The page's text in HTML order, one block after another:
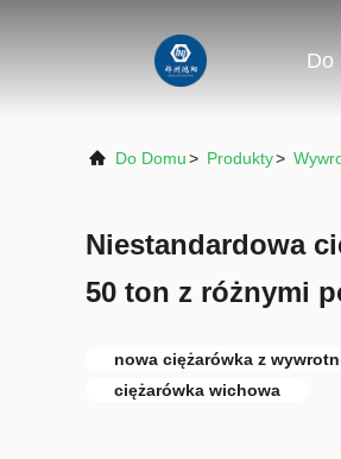
Do
Do Domu> Produkty>
Niestandardowa
50 ton z różnymi
nowa ciężarówka z
ciężarówka wichowa